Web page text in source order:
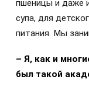
пшеницы и даже
супа, для
питания. Мы
– Я, как и
был такой